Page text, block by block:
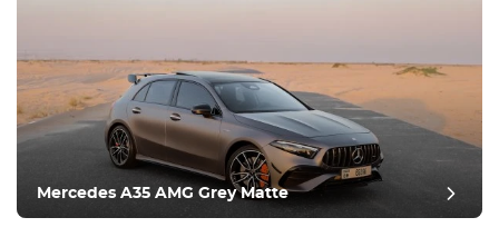
Mercedes A35 AMG Grey Matte